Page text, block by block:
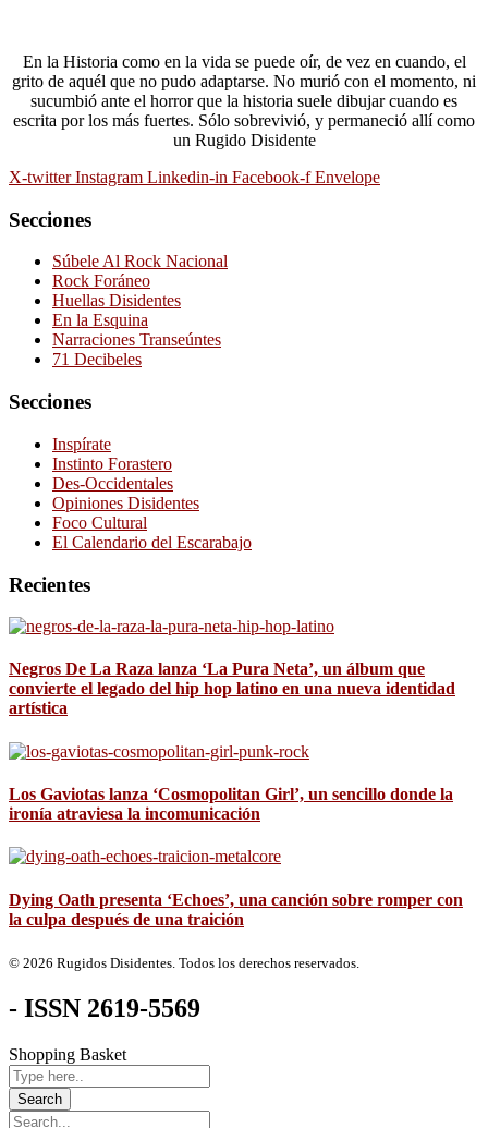
En la Historia como en la vida se puede oír, de vez en cuando, el
grito de aquél que no pudo adaptarse. No murió con el momento, ni
sucumbió ante el horror que la historia suele dibujar cuando es
escrita por los más fuertes. Sólo sobrevivió, y permaneció allí como
un Rugido Disidente
X-twitter Instagram Linkedin-in Facebook-f Envelope
Secciones
Súbele Al Rock Nacional
Rock Foráneo
Huellas Disidentes
En la Esquina
Narraciones Transeúntes
71 Decibeles
Secciones
Inspírate
Instinto Forastero
Des-Occidentales
Opiniones Disidentes
Foco Cultural
El Calendario del Escarabajo
Recientes
Negros De La Raza lanza ‘La Pura Neta’, un álbum que
convierte el legado del hip hop latino en una nueva identidad
artística
Los Gaviotas lanza ‘Cosmopolitan Girl’, un sencillo donde la
ironía atraviesa la incomunicación
Dying Oath presenta ‘Echoes’, una canción sobre romper con
la culpa después de una traición
© 2026 Rugidos Disidentes. Todos los derechos reservados.
- ISSN 2619-5569
Shopping Basket